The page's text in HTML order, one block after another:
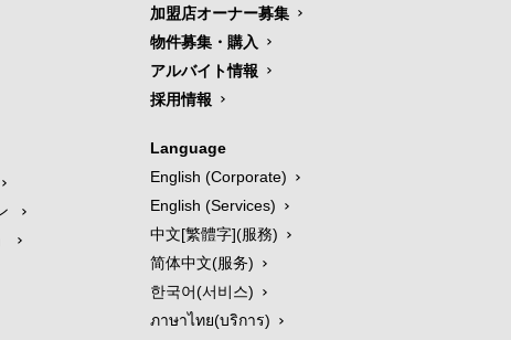
加盟店オーナー募集
物件募集・購入
アルバイト情報
採用情報
Language
English (Corporate)
English (Services)
中文[繁體字](服務)
简体中文(服务)
한국어(서비스)
ภาษาไทย(บริการ)